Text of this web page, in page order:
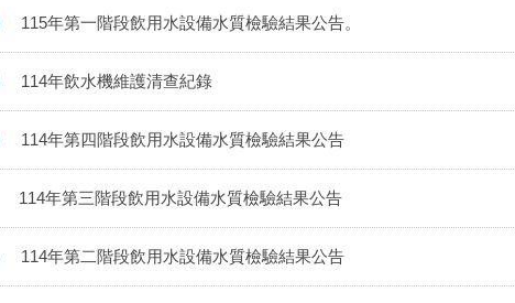
115年第一階段飲用水設備水質檢驗結果公告。
114年飲水機維護清查紀錄
114年第四階段飲用水設備水質檢驗結果公告
114年第三階段飲用水設備水質檢驗結果公告
114年第二階段飲用水設備水質檢驗結果公告